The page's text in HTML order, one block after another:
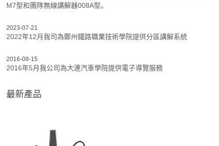
M7型和團隊無線講解器008A型。
2023-07-21
2022年12月我司為鄭州鐵路職業技術學院提供分區講解系統
2016-08-15
2016年5月我公司為大連汽車學院提供電子導覽服務
最新產品